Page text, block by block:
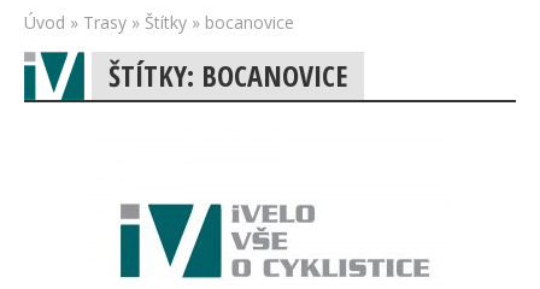
Úvod » Trasy » Štítky » bocanovice
ŠTÍTKY: BOCANOVICE